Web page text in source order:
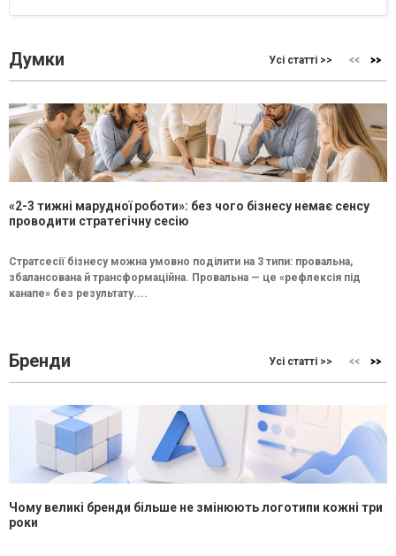
Думки Усі статті >>
«2-3 тижні марудної роботи»: без чого бізнесу немає сенсу
проводити стратегічну сесію
Стратсесії бізнесу можна умовно поділити на 3 типи: провальна,
збалансована й трансформаційна. Провальна — це «рефлексія під
канапе» без результату....
Бренди Усі статті >>
Чому великі бренди більше не змінюють логотипи кожні три
роки